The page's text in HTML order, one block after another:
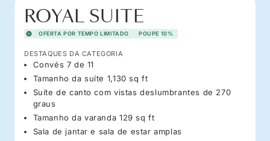
ROYAL SUITE
OFERTA POR TEMPO LIMITADO POUPE 10%
DESTAQUES DA CATEGORIA
Convés 7 de 11
Tamanho da suíte 1,130 sq ft
Suíte de canto com vistas deslumbrantes de 270
graus
Tamanho da varanda 129 sq ft
Sala de jantar e sala de estar amplas